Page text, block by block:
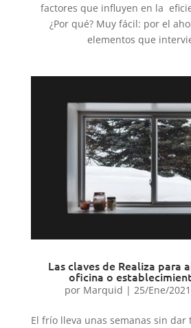
factores que influyen en la
¿Por qué? Muy fácil: por el
elementos que
Las claves de Realiza para
oficina o
por Marquid |25/Ene/2021
El frío lleva unas semanas sin dar